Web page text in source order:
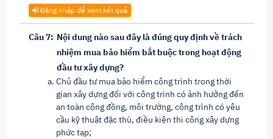
Đăng nhập để xem kết quả
Câu 7: Nội dung nào sau đây là đúng quy định về trách
nhiệm mua bảo hiểm bắt buộc trong hoạt động
đầu tư xây dựng?
Chủ đầu tư mua bảo hiểm công trình trong thời
gian xây dựng đối với công trình có ảnh hưởng đến
an toàn cộng đồng, môi trường, công trình có yêu
cầu kỹ thuật đặc thù, điều kiện thi công xây dựng
phức tạp;